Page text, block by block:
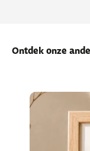
Ontdek onze